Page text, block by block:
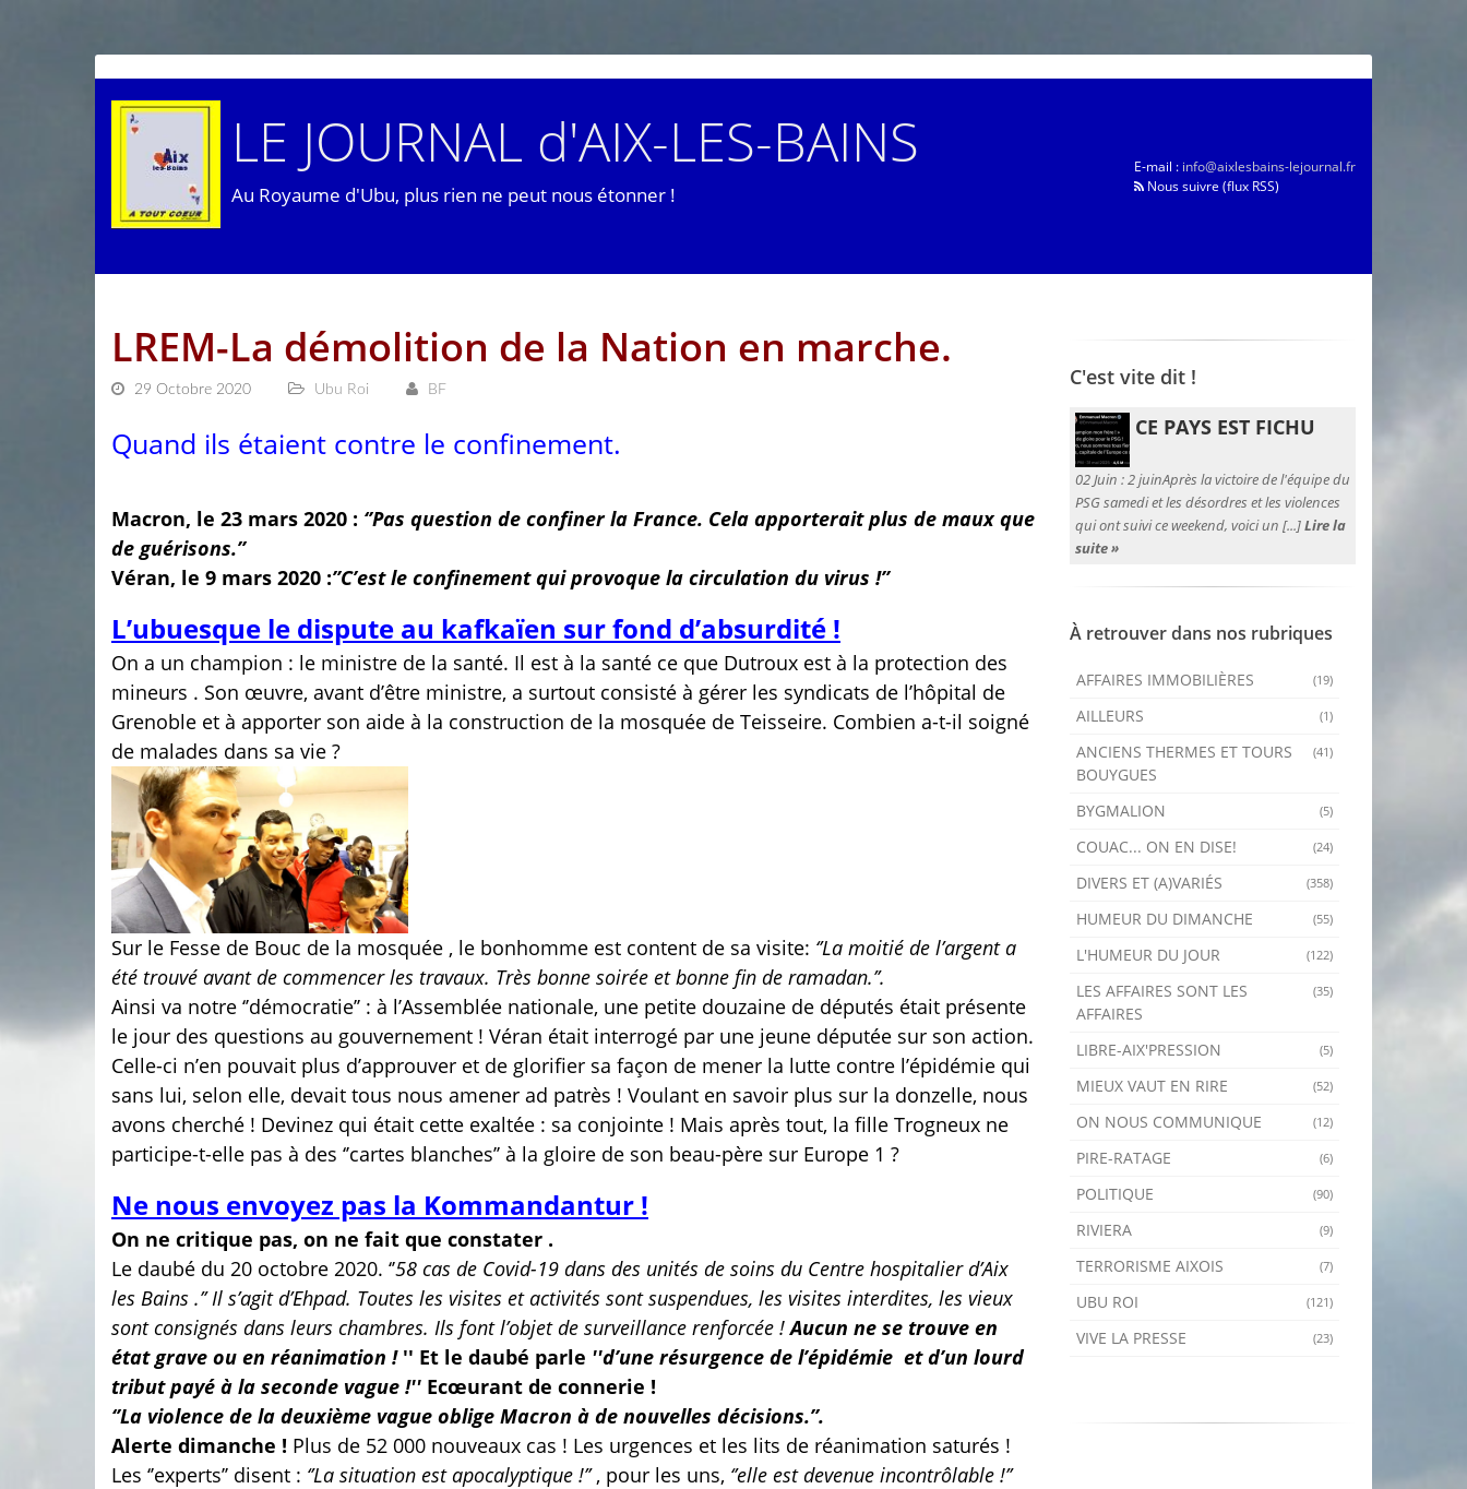
LE JOURNAL d'AIX-LES-BAINS
Au Royaume d'Ubu, plus rien ne peut nous étonner !
E-mail : info@aixlesbains-lejournal.fr
Nous suivre (flux RSS)
LREM-La démolition de la Nation en marche.
29 Octobre 2020 Ubu Roi BF
Quand ils étaient contre le confinement.
Macron, le 23 mars 2020 : ‘’Pas question de confiner la France. Cela apporterait plus de maux que
de guérisons.’’
Véran, le 9 mars 2020 :’’C’est le confinement qui provoque la circulation du virus !’’
L’ubuesque le dispute au kafkaïen sur fond d’absurdité !
On a un champion : le ministre de la santé. Il est à la santé ce que Dutroux est à la protection des
mineurs . Son œuvre, avant d’être ministre, a surtout consisté à gérer les syndicats de l’hôpital de
Grenoble et à apporter son aide à la construction de la mosquée de Teisseire. Combien a-t-il soigné
de malades dans sa vie ?
Sur le Fesse de Bouc de la mosquée , le bonhomme est content de sa visite: ‘’La moitié de l’argent a
été trouvé avant de commencer les travaux. Très bonne soirée et bonne fin de ramadan.’’.
Ainsi va notre ‘’démocratie’’ : à l’Assemblée nationale, une petite douzaine de députés était présente
le jour des questions au gouvernement ! Véran était interrogé par une jeune députée sur son action.
Celle-ci n’en pouvait plus d’approuver et de glorifier sa façon de mener la lutte contre l’épidémie qui
sans lui, selon elle, devait tous nous amener ad patrès ! Voulant en savoir plus sur la donzelle, nous
avons cherché ! Devinez qui était cette exaltée : sa conjointe ! Mais après tout, la fille Trogneux ne
participe-t-elle pas à des ‘’cartes blanches’’ à la gloire de son beau-père sur Europe 1 ?
Ne nous envoyez pas la Kommandantur !
On ne critique pas, on ne fait que constater .
Le daubé du 20 octobre 2020. ‘’58 cas de Covid-19 dans des unités de soins du Centre hospitalier d’Aix
les Bains .’’Il s’agit d’Ehpad. Toutes les visites et activités sont suspendues, les visites interdites, les vieux
sont consignés dans leurs chambres. Ils font l’objet de surveillance renforcée !Aucun ne se trouve en
état grave ou en réanimation !'' Et le daubé parle ''d’une résurgence de l’épidémie et d’un lourd
tribut payé à la seconde vague !'' Ecœurant de connerie !
‘’La violence de la deuxième vague oblige Macron à de nouvelles décisions.’’.
Alerte dimanche ! Plus de 52 000 nouveaux cas ! Les urgences et les lits de réanimation saturés !
Les ‘’experts’’ disent : ‘’La situation est apocalyptique !’’, pour les uns, ‘’elle est devenue incontrôlable !’’
C'est vite dit !
CE PAYS EST FICHU
02 Juin :2 juinAprès la victoire de l'équipe du
PSG samedi et les désordres et les violences
qui ont suivi ce weekend, voici un [...]Lire la
suite »
À retrouver dans nos rubriques
(19)
AFFAIRES IMMOBILIÈRES
(1)
AILLEURS
(41)
ANCIENS THERMES ET TOURS
BOUYGUES
(5)
BYGMALION
(24)
COUAC... ON EN DISE!
(358)
DIVERS ET (A)VARIÉS
(55)
HUMEUR DU DIMANCHE
(122)
L'HUMEUR DU JOUR
(35)
LES AFFAIRES SONT LES
AFFAIRES
(5)
LIBRE-AIX'PRESSION
(52)
MIEUX VAUT EN RIRE
(12)
ON NOUS COMMUNIQUE
(6)
PIRE-RATAGE
(90)
POLITIQUE
(9)
RIVIERA
(7)
TERRORISME AIXOIS
(121)
UBU ROI
(23)
VIVE LA PRESSE